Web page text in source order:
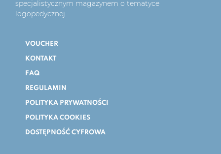
specjalistycznym magazynem o tematyce
logopedycznej.
VOUCHER
KONTAKT
FAQ
REGULAMIN
POLITYKA PRYWATNOŚCI
POLITYKA COOKIES
DOSTĘPNOŚĆ CYFROWA